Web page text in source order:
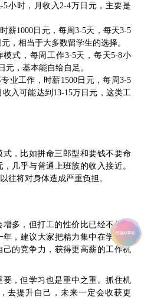
5小时，月收入2-4万日元，主要是
薪1000日元，每周3-5天，每天3-5
，相当于大多数留学生的选择。
模式，每周工作3-5天，每天5-8小
元，基本能自给自足。
业工作，时薪1500日元，每周3-5
入可能达到13-15万日元，这类工
，比如拼命三郎型和要钱不要命
几乎与普通上班族的收入接近。
往将对身体造成严重负担。
多，但打工的性价比已经不如从
，建议大家把精力集中在学术和
的竞争力，获得更高薪的工作机
，但学习也是重中之重。抓住机
去提升自己，未来一定会收获更